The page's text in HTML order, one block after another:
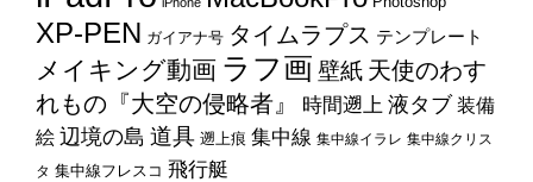
XP-PEN ガイアナ号 タイムラプス テンプレート
メイキング動画 ラフ画 壁紙 天使のわす
れもの『大空の侵略者』
時間遡上 液タブ 装備
絵 辺境の島 道具 遡上痕 集中線 集中線イラレ 集中線クリス
タ 集中線フレスコ 飛行艇